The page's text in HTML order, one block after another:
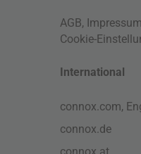
AGB, Impressum
Cookie-
International
connox.com,
connox.de